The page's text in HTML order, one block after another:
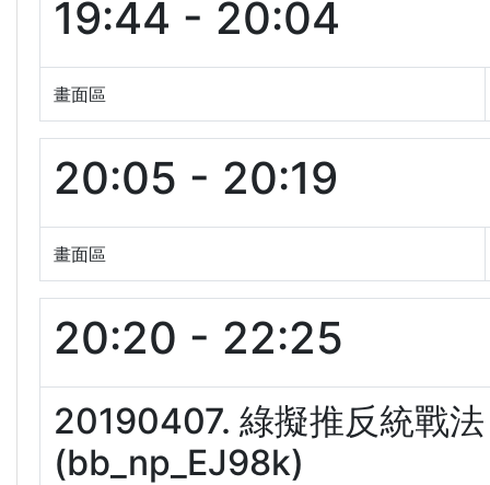
19:44 - 20:04
畫面區
20:05 - 20:19
畫面區
20:20 - 22:25
20190407. 綠擬推反統戰
(bb_np_EJ98k)